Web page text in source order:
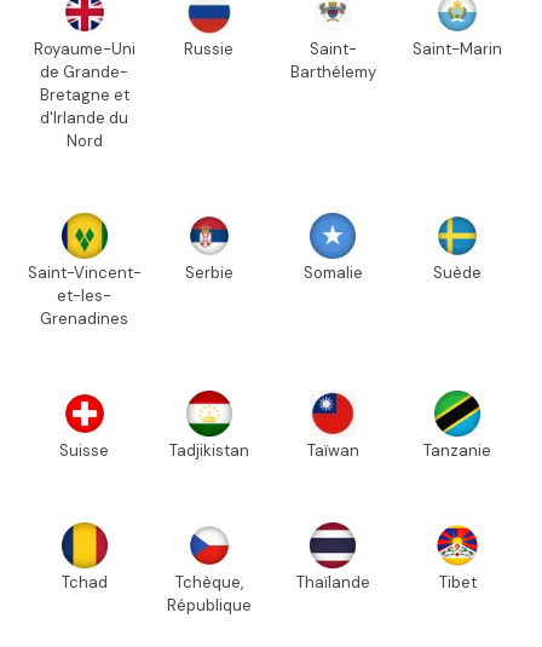
Royaume-Uni
de Grande-
Bretagne et
d'Irlande du
Nord
Russie
Saint-
Barthélemy
Saint-Marin
Saint-Vincent-
et-les-
Grenadines
Serbie Somalie Suède
Suisse Tadjikistan Taïwan Tanzanie
Tchad
Tchèque,
République
Thaïlande Tibet